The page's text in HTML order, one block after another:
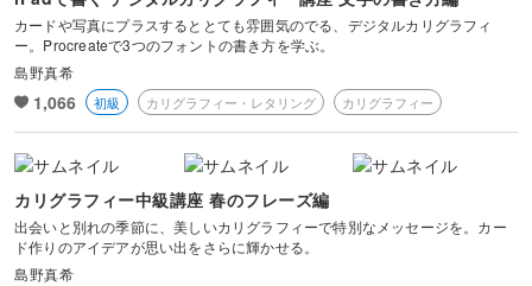
カードや写真にプラスするととても雰囲気のでる、デジタルカリグラフィ
ー。Procreateで3つのフォントの書き方を学ぶ。
島野真希
1,066 初級 カリグラフィー・レタリング カリグラフィー
カリグラフィー中級講座 春のフレーズ編
出会いと別れの季節に、美しいカリグラフィーで特別なメッセージを。カー
ド作りのアイデアが思い出をさらに輝かせる。
島野真希